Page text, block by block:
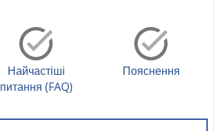
Найчастіші
питання (FAQ)
Пояснення